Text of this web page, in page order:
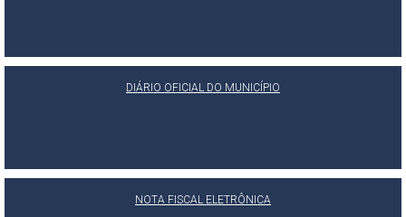
DIÁRIO OFICIAL DO MUNICÍPIO
NOTA FISCAL ELETRÔNICA